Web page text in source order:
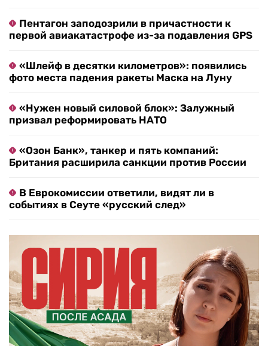
Пентагон заподозрили в причастности к
первой авиакатастрофе из-за подавления GPS
«Шлейф в десятки километров»: появились
фото места падения ракеты Маска на Луну
«Нужен новый силовой блок»: Залужный
призвал реформировать НАТО
«Озон Банк», танкер и пять компаний:
Британия расширила санкции против России
В Еврокомиссии ответили, видят ли в
событиях в Сеуте «русский след»